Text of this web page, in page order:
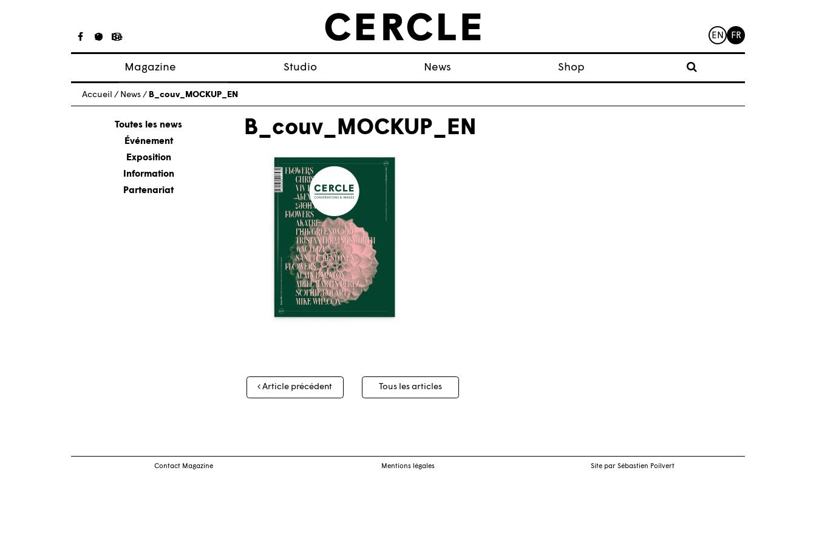
EN FR
Magazine
Articles
À propos
Numéros
Studio News Shop
Accueil / News / B_couv_MOCKUP_EN
Toutes les news
Événement
Exposition
Information
Partenariat
B_couv_MOCKUP_EN
Navigation
des
Article précédent Tous les articles
Contact Magazine Mentions légales Site par Sébastien Poilvert